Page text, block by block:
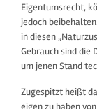
Eigentumsrecht,
jedoch
in diesen
Gebrauch sind die
um jenen Stand
Zugespitzt heißt
eigen zu haben